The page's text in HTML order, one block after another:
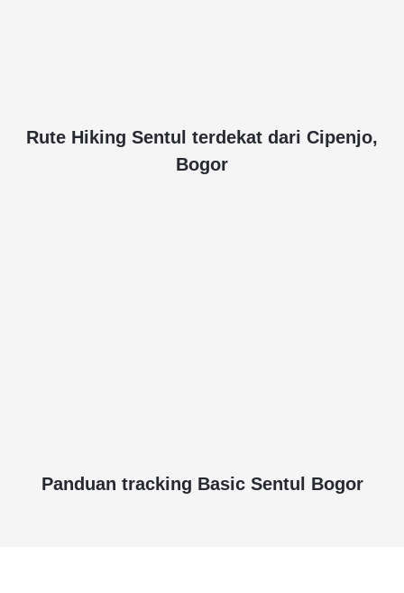
Rute Hiking Sentul terdekat dari Cipenjo,
Bogor
Panduan tracking Basic Sentul Bogor